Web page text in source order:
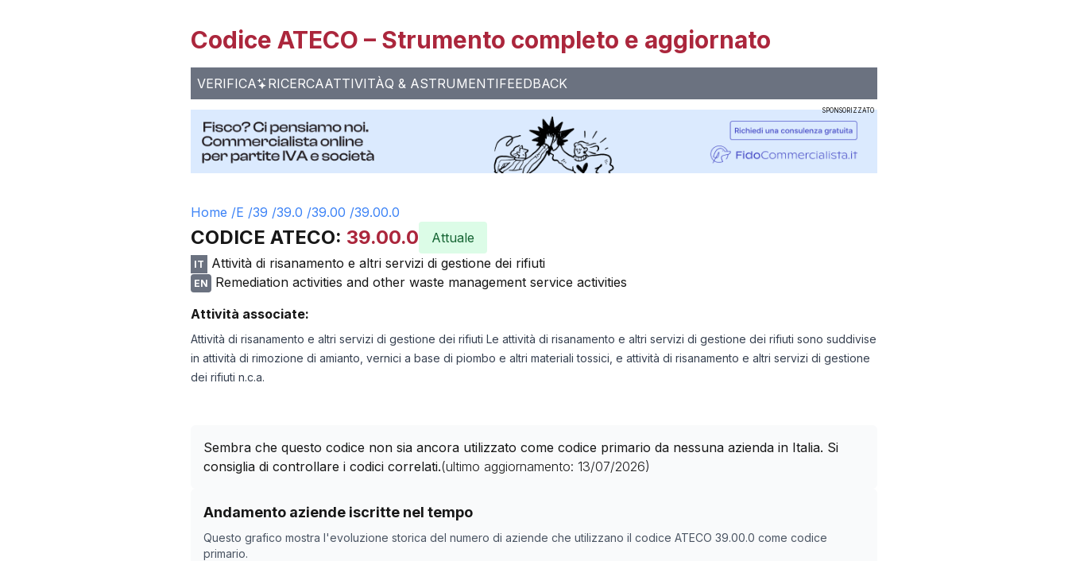
Codice ATECO – Strumento completo e aggiornato
VERIFICA RICERCAATTIVITÀQ & ASTRUMENTIFEEDBACK
SPONSORIZZATO
Home /E /39 /39.0 /39.00 /39.00.0
CODICE ATECO: 39.00.0 Attuale
IT Attività di risanamento e altri servizi di gestione dei rifiuti
EN
Remediation activities and other waste management service activities
Attività associate:
Attività di risanamento e altri servizi di gestione dei rifiuti Le attività di risanamento e altri servizi di gestione dei rifiuti sono suddivise
in attività di rimozione di amianto, vernici a base di piombo e altri materiali tossici, e attività di risanamento e altri servizi di gestione
dei rifiuti n.c.a.
Sembra che questo codice non sia ancora utilizzato come codice primario da nessuna azienda in Italia. Si
consiglia di controllare i codici correlati.(ultimo aggiornamento: 13/07/2026)
Andamento aziende iscritte nel tempo
Questo grafico mostra l'evoluzione storica del numero di aziende che utilizzano il codice ATECO 39.00.0 come codice
primario.
Storico numero di aziende con codice ATECO
Data rilevazione
Numero aziende
30/04/2025